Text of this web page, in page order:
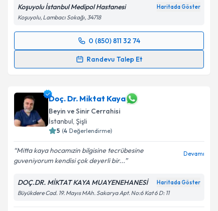
Koşuyolu İstanbul Medipol Hastanesi Haritada Göster
Koşuyolu, Lambacı Sokağı, 34718
0 (850) 811 32 74
Randevu Talep Et
Randevu Takvimi Talebi
takvim hazırlandığında e-posta ile bilgilendireceğiz.
E-posta Adresiniz
Kişisel verilerimin işlenmesine ilişkin
kapsamda işlenmesini kabul ediyorum.
Doç. Dr. Miktat Kaya
Beyin ve Sinir Cerrahisi
İstanbul, Şişli
5 (4 Değerlendirme)
Mitta kaya hocamızin bilgisine tecrübesine
guveniyorum kendisi çok deyerli bir...
Devamı
DOÇ.DR. MİKTAT KAYA MUAYENEHANESİ Haritada Göster
Büyükdere Cad. 19. Mayıs MAh. Sakarya Apt. No:6 Kat 6 D: 11